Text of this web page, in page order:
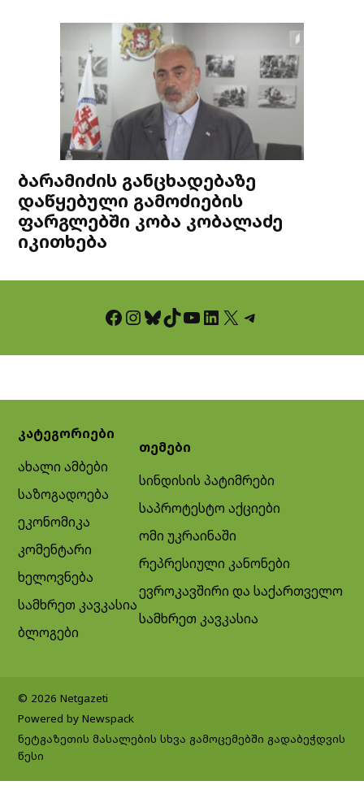
ბარამიძის განცხადებაზე
დაწყებული გამოძიების
ფარგლებში კობა კობალაძე
იკითხება
Facebook InstagramBluesky TikTok YouTube LinkedIn X Telegram
კატეგორიები
ახალი ამბები
საზოგადოება
ეკონომიკა
კომენტარი
ხელოვნება
სამხრეთ კავკასია
ბლოგები
თემები
სინდისის პატიმრები
საპროტესტო აქციები
ომი უკრაინაში
რეპრესიული კანონები
ევროკავშირი და საქართველო
სამხრეთ კავკასია
© 2026 Netgazeti
Powered by Newspack
ნეტგაზეთის მასალების სხვა გამოცემებში გადაბეჭდვის
წესი